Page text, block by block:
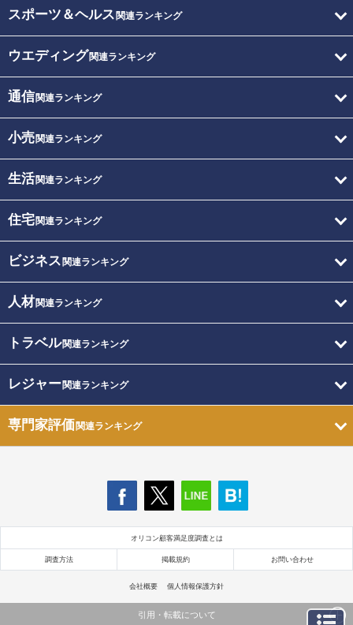
スポーツ＆ヘルス 関連ランキング
ウエディング関連ランキング
通信関連ランキング
小売関連ランキング
生活関連ランキング
住宅関連ランキング
ビジネス 関連ランキング
人材関連ランキング
トラベル関連ランキング
レジャー関連ランキング
専門家評価関連ランキング
オリコン顧客満足度調査とは
調査方法 掲載規約 お問い合わせ
会社概要 個人情報保護方針
引用・転載について